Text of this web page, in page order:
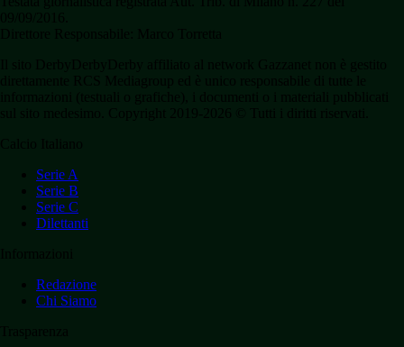
Serie A
Serie B
Serie C
Dilettanti
Redazione
Chi Siamo